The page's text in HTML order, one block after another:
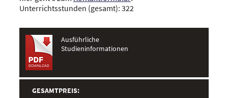
Unterrichtsstunden (gesamt): 322
Ausführliche
Studieninformationen
GESAMTPREIS: